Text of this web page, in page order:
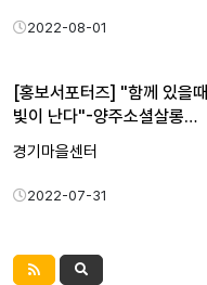
2022-08-01
[홍보서포터즈] "함께 있을때
빛이 난다"-양주소셜살롱…
경기마을센터
2022-07-31